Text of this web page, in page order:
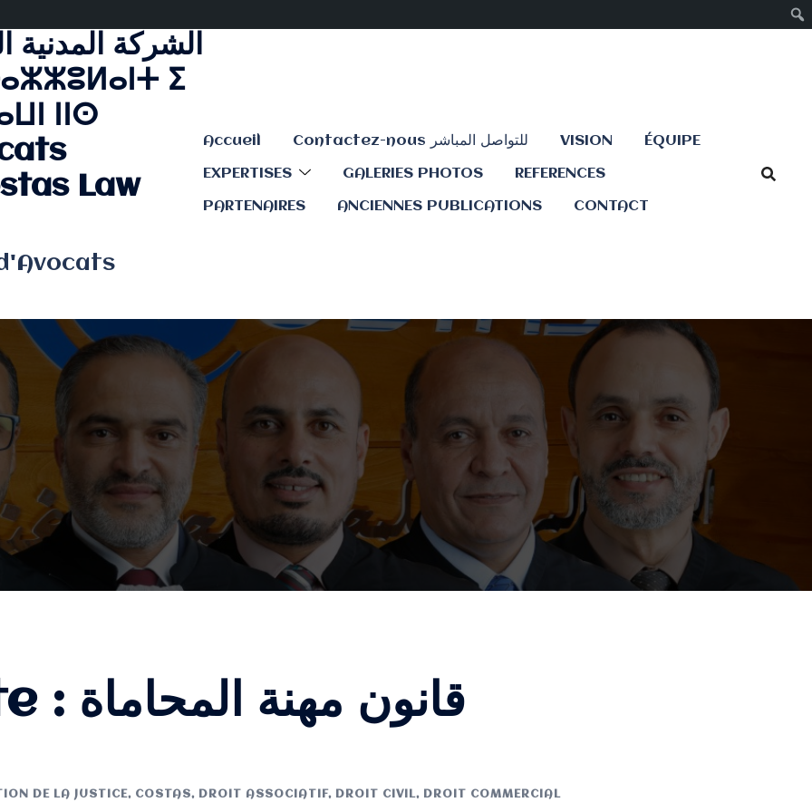
الشركة المدنية
ⵉ
ⵏⵏⵙ
Law
Accueil Contactez-nous للتواصل المباشر VISION ÉQUIPE
EXPERTISES GALERIES PHOTOS REFERENCES
PARTENAIRES ANCIENNES PUBLICATIONS CONTACT
: قانون مهنة المحاماة
DE LA JUSTICE, COSTAS, DROIT ASSOCIATIF, DROIT CIVIL, DROIT COMMERCIAL